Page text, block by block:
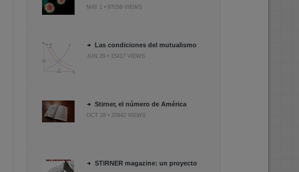
MAY 1 • 87058 VIEWS
Las condiciones del mutualismo
JUN 29 • 15417 VIEWS
Stirner, el número de América
OCT 28 • 20942 VIEWS
STIRNER magazine: un proyecto